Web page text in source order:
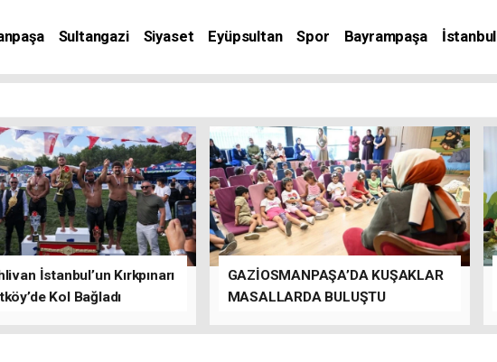
Sultangazi Siyaset Eyüpsultan Spor Bayrampaşa İstanbul
İstanbul’un Kırkpınarı
Kol Bağladı
GAZİOSMANPAŞA’DA KUŞAKLAR
MASALLARDA BULUŞTU